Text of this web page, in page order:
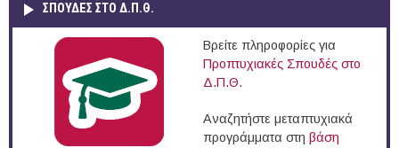
ΣΠΟΥΔΈΣ ΣΤΟ Δ.Π.Θ.
Βρείτε πληροφορίες για
Προπτυχιακές Σπουδές στο
Δ.Π.Θ.
Αναζητήστε μεταπτυχιακά
προγράμματα στη βάση